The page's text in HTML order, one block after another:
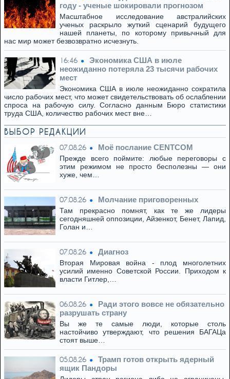
году - ученые шокировали прогнозом
Масштабное исследование австралийских
ученых раскрыло жуткий сценарий будущего
нашей планеты, по которому привычный для
нас мир может безвозвратно исчезнуть.
16:46
Экономика США в июле
неожиданно потеряла 23 тысячи рабочих
мест
Экономика США в июле неожиданно сократила
число рабочих мест, что может свидетельствовать об ослаблении
спроса на рабочую силу. Согласно данным Бюро статистики
труда США, количество рабочих мест вне…
ВЫБОР РЕДАКЦИИ
07.08.26 Моё послание CENTCOM
Прежде всего поймите: любые переговоры с
этим режимом не просто бесполезны — они
хуже, чем…
07.08.26 Молчание приговоренных
Там прекрасно помнят, как те же лидеры
сегодняшней оппозиции, Айзенкот, Бенет, Лапид,
Голан и…
07.08.26 Диагноз
Вторая Мировая война - плод многолетних
усилий именно Советской России. Приходом к
власти Гитлер,…
06.08.26
Ради этого вовсе не обязательно
разрушать страну
Вы же те самые люди, которые столь
настойчиво утверждают, что решения БАГАЦа
стоят выше…
05.08.26
Трамп готов открыть ядерный
ящик Пандоры